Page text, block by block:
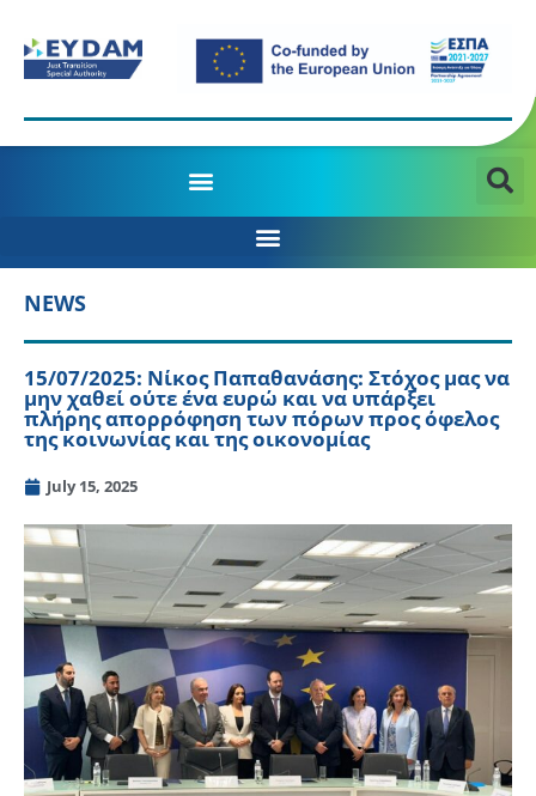
NEWS
15/07/2025: Νίκος Παπαθανάσης: Στόχος μας να
μην χαθεί ούτε ένα ευρώ και να υπάρξει
πλήρης απορρόφηση των πόρων προς όφελος
της κοινωνίας και της οικονομίας
July 15, 2025